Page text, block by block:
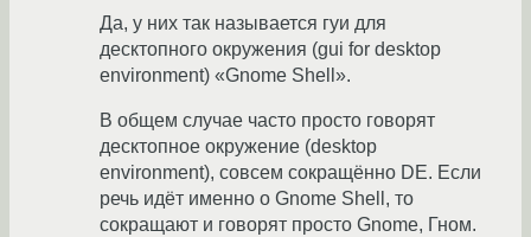
Да, у них так называется гуи для
десктопного окружения (gui for desktop
environment) «Gnome Shell».
В общем случае часто просто говорят
десктопное окружение (desktop
environment), совсем сокращённо DE. Если
речь идёт именно о Gnome Shell, то
сокращают и говорят просто Gnome, Гном.